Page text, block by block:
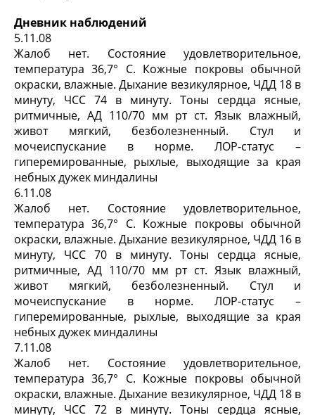
Дневник наблюдений
5.11.08
Жалоб нет. Состояние удовлетворительное,
температура 36,7° С. Кожные покровы обычной
окраски, влажные. Дыхание везикулярное, ЧДД 18 в
минуту, ЧСС 74 в минуту. Тоны сердца ясные,
ритмичные, АД 110/70 мм рт ст. Язык влажный,
живот мягкий, безболезненный. Стул и
мочеиспускание в норме. ЛОР-статус –
гиперемированные, рыхлые, выходящие за края
небных дужек миндалины
6.11.08
Жалоб нет. Состояние удовлетворительное,
температура 36,7° С. Кожные покровы обычной
окраски, влажные. Дыхание везикулярное, ЧДД 16 в
минуту, ЧСС 70 в минуту. Тоны сердца ясные,
ритмичные, АД 110/70 мм рт ст. Язык влажный,
живот мягкий, безболезненный. Стул и
мочеиспускание в норме. ЛОР-статус –
гиперемированные, рыхлые, выходящие за края
небных дужек миндалины
7.11.08
Жалоб нет. Состояние удовлетворительное,
температура 36,7° С. Кожные покровы обычной
окраски, влажные. Дыхание везикулярное, ЧДД 18 в
минуту, ЧСС 72 в минуту. Тоны сердца ясные,